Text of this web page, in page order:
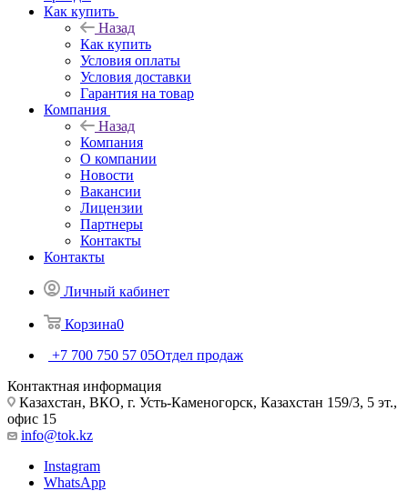
Как купить
Назад
Как купить
Условия оплаты
Условия доставки
Гарантия на товар
Компания
Назад
Компания
О компании
Новости
Вакансии
Лицензии
Партнеры
Контакты
Контакты
Личный кабинет
Корзина0
+7 700 750 57 05Отдел продаж
Контактная информация
Казахстан, ВКО, г. Усть-Каменогорск, Казахстан 159/3, 5 эт.,
офис 15
info@tok.kz
Instagram
WhatsApp